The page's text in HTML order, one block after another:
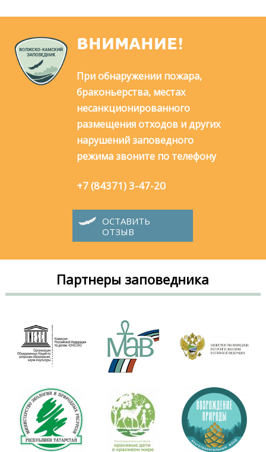
ВНИМАНИЕ!
При обнаружении пожара,
браконьерства, местах
несанкционированного
размещения отходов и других
нарушений заповедного
режима звоните по телефону
+7 (84371) 3-47-20
ОСТАВИТЬ
ОТЗЫВ
Партнеры заповедника